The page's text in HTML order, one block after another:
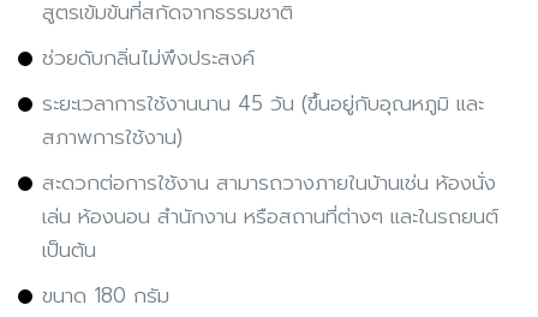
สูตรเข้มข้นที่สกัดจากธรรมชาติ
ช่วยดับกลิ่นไม่พึงประสงค์
ระยะเวลาการใช้งานนาน 45 วัน (ขึ้นอยู่กับอุณหภูมิ และ
สภาพการใช้งาน)
สะดวกต่อการใช้งาน สามารถวางภายในบ้านเช่น ห้องนั่ง
เล่น ห้องนอน สำนักงาน หรือสถานที่ต่างๆ และในรถยนต์
เป็นต้น
ขนาด 180 กรัม